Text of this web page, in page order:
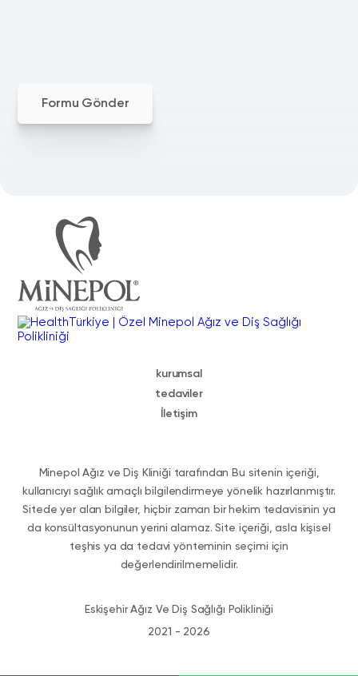
Formu Gönder
kurumsal
tedaviler
İletişim
Minepol Ağız ve Diş Kliniği tarafından Bu sitenin içeriği,
kullanıcıyı sağlık amaçlı bilgilendirmeye yönelik hazırlanmıştır.
Sitede yer alan bilgiler, hiçbir zaman bir hekim tedavisinin ya
da konsültasyonunun yerini alamaz. Site içeriği, asla kişisel
teşhis ya da tedavi yönteminin seçimi için
değerlendirilmemelidir.
Eskişehir Ağız Ve Diş Sağlığı Polikliniği
2021 - 2026